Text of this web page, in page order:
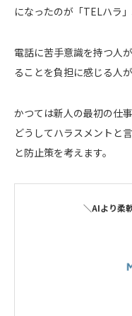
になったのが「TELハラ」
電話に苦手意識を持つ人
ることを負担に感じる人
かつては新人の最初の仕
どうしてハラスメントと
と防止策を考えます。
＼AIより柔